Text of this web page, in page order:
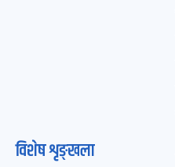
विशेष शृङ्खला